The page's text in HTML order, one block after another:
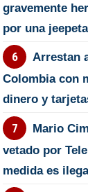
gravemente
por una
Arrestan
Colombia con
dinero y
Mario
vetado por
medida es